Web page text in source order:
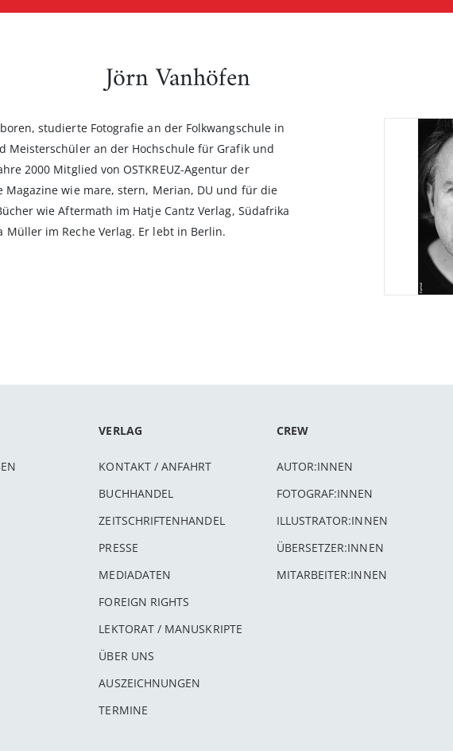
Jörn Vanhöfen
studierte Fotografie an der Folkwangschule in
Meisterschüler an der Hochschule für Grafik und
2000 Mitglied von OSTKREUZ-Agentur der
wie mare, stern, Merian, DU und für die
wie Aftermath im Hatje Cantz Verlag, Südafrika
im Reche Verlag. Er lebt in Berlin.
VERLAG
KONTAKT / ANFAHRT
BUCHHANDEL
ZEITSCHRIFTENHANDEL
PRESSE
MEDIADATEN
FOREIGN RIGHTS
LEKTORAT / MANUSKRIPTE
ÜBER UNS
AUSZEICHNUNGEN
TERMINE
CREW
AUTOR:INNEN
FOTOGRAF:INNEN
ILLUSTRATOR:INNEN
ÜBERSETZER:INNEN
MITARBEITER:INNEN